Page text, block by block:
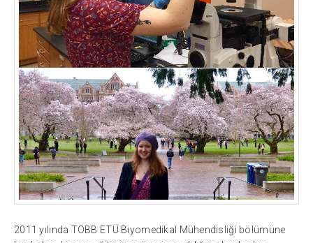
2011 yılında TOBB ETÜ Biyomedikal Mühendisliği bölümüne